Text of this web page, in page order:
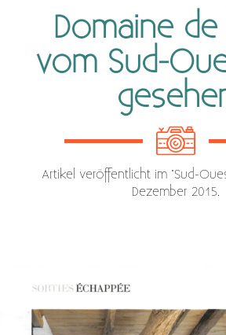
Domaine de
vom Sud-
Artikel veröffentlicht im "Sud-
Dezember 2015.